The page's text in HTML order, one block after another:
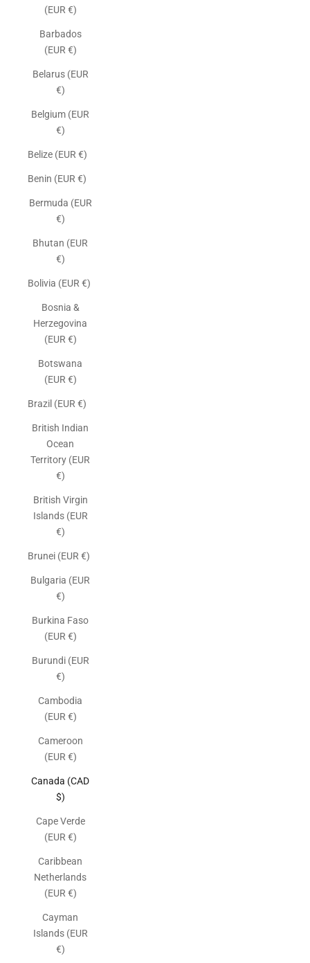
(EUR €)
Barbados
(EUR €)
Belarus (EUR
€)
Belgium (EUR
€)
Belize (EUR €)
Benin (EUR €)
Bermuda (EUR
€)
Bhutan (EUR
€)
Bolivia (EUR €)
Bosnia &
Herzegovina
(EUR €)
Botswana
(EUR €)
Brazil (EUR €)
British Indian
Ocean
Territory (EUR
€)
British Virgin
Islands (EUR
€)
Brunei (EUR €)
Bulgaria (EUR
€)
Burkina Faso
(EUR €)
Burundi (EUR
€)
Cambodia
(EUR €)
Cameroon
(EUR €)
Canada (CAD
$)
Cape Verde
(EUR €)
Caribbean
Netherlands
(EUR €)
Cayman
Islands (EUR
€)